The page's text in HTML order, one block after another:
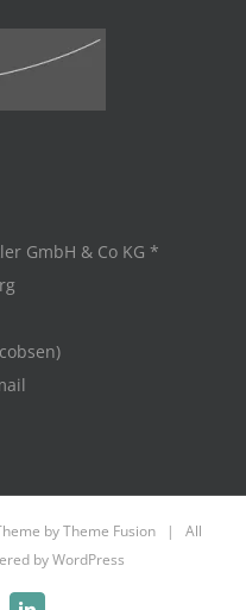
GmbH & Co KG *
byTheme Fusion | All
byWordPress